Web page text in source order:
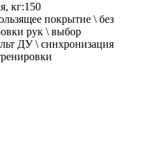
кг:150
покрытие \ без
рук \ выбор
ДУ \ синхронизация